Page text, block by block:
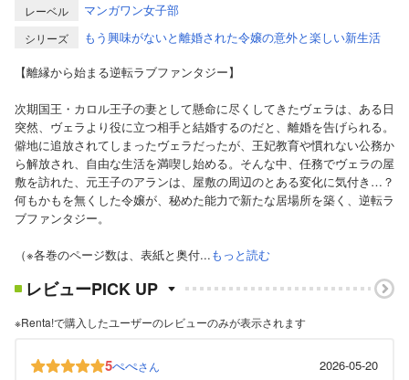
レーベル マンガワン女子部
シリーズ
もう興味がないと離婚された令嬢の意外と楽しい新生活
【離縁から始まる逆転ラブファンタジー】
次期国王・カロル王子の妻として懸命に尽くしてきたヴェラは、ある日
突然、ヴェラより役に立つ相手と結婚するのだと、離婚を告げられる。
僻地に追放されてしまったヴェラだったが、王妃教育や慣れない公務か
ら解放され、自由な生活を満喫し始める。そんな中、任務でヴェラの屋
敷を訪れた、元王子のアランは、屋敷の周辺のとある変化に気付き…？
何もかもを無くした令嬢が、秘めた能力で新たな居場所を築く、逆転ラ
ブファンタジー。
（※各巻のページ数は、表紙と奥付...もっと読む
レビューPICK UP
※Renta!で購入したユーザーのレビューのみが表示されます
5ぺぺさん
2026-05-20